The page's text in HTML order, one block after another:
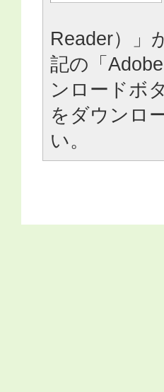
Reader）」
記の「
ンロードボ
をダウンロ
い。